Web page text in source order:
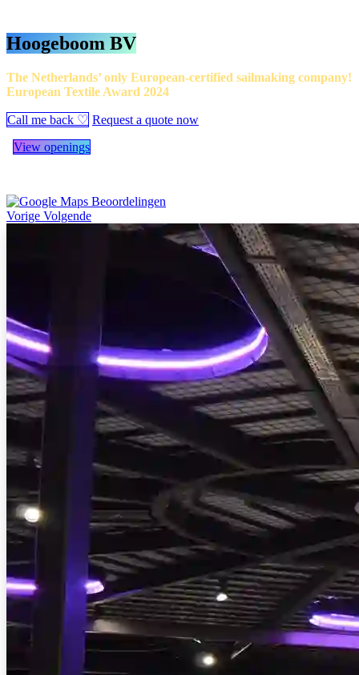
Hoogeboom BV
The Netherlands’ only European-certified sailmaking company!
European Textile Award 2024
Call me back ♡ Request a quote now
View openings
Vorige Volgende